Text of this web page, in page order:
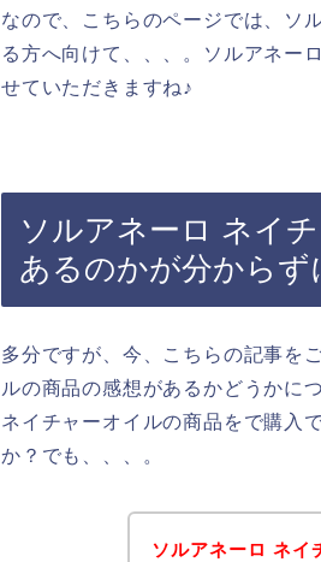
なので、こちらのページでは、ソ
る方へ向けて、、、。ソルアネー
せていただきますね♪
ソルアネーロ ネイ
あるのかが分から
多分ですが、今、こちらの記事を
ルの商品の感想があるかどうかに
ネイチャーオイルの商品をで購入
か？でも、、、。
ソルアネーロ ネイ